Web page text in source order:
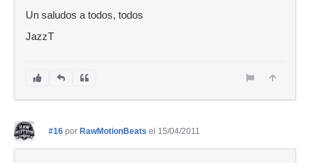
Un saludos a todos, todos
JazzT
#16 por RawMotionBeats el 15/04/2011